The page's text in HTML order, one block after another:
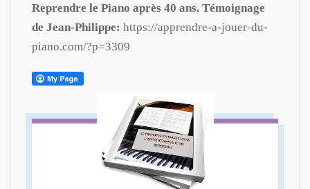
Reprendre le Piano après 40 ans. Témoignage
de Jean-Philippe: https://apprendre-a-jouer-du-
piano.com/?p=3309